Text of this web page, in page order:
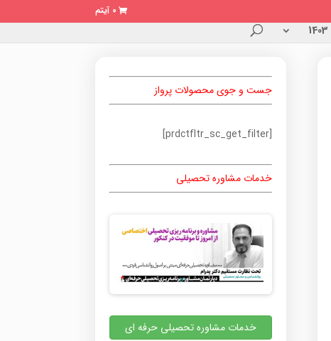
0 آیتم
جست و جوی محصولات پرواز
[prdctfltr_sc_get_filter]
خدمات مشاوره تحصیلی
خدمات مشاوره تحصیلی حرفه ای